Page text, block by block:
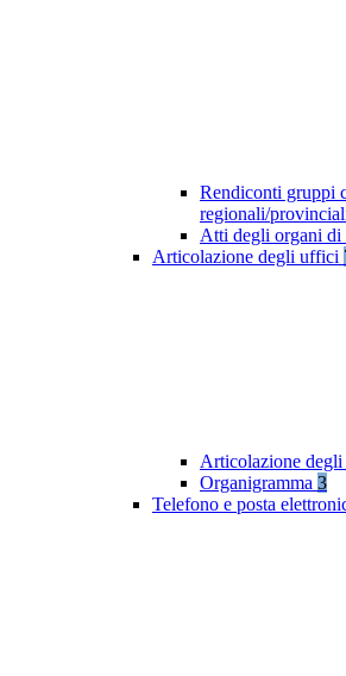
Rendiconti gruppi
regionali/
Atti degli organi di
Articolazione degli uffici
Articolazione
Organigramma 3
Telefono e posta